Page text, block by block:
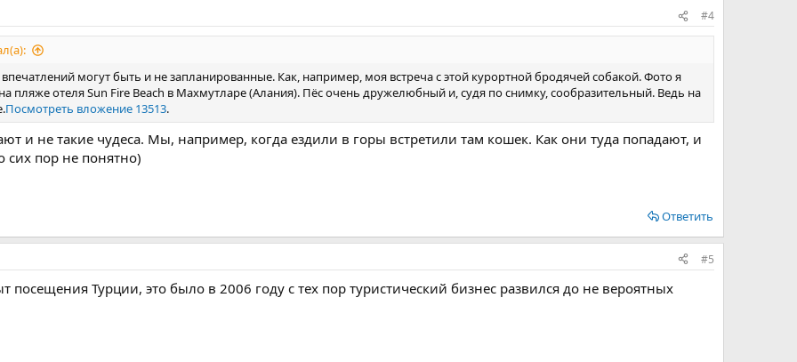
#4
могут быть и не запланированные. Как, например, моя встреча с этой курортной бродячей собакой. Фото я
пляже отеля Sun Fire Beach в Махмутларе (Алания). Пёс очень дружелюбный и, судя по снимку, сообразительный. Ведь на
Посмотреть вложение 13513.
и не такие чудеса. Мы, например, когда ездили в горы встретили там кошек. Как они туда попадают, и
сих пор не понятно)
Ответить
#5
Турции, это было в 2006 году с тех пор туристический бизнес развился до не вероятных